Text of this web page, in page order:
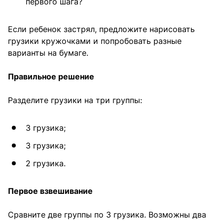
Если ребенок застрял, предложите нарисовать
грузики кружочками и попробовать разные
варианты на бумаге.
Правильное решение
Разделите грузики на три группы:
3 грузика;
3 грузика;
2 грузика.
Первое взвешивание
Сравните две группы по 3 грузика. Возможны два